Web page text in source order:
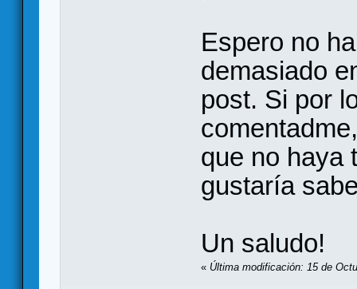
Espero no
demasiado
post. Si por
que no haya
gustaría
Un saludo!
« Última modificación: 15 de